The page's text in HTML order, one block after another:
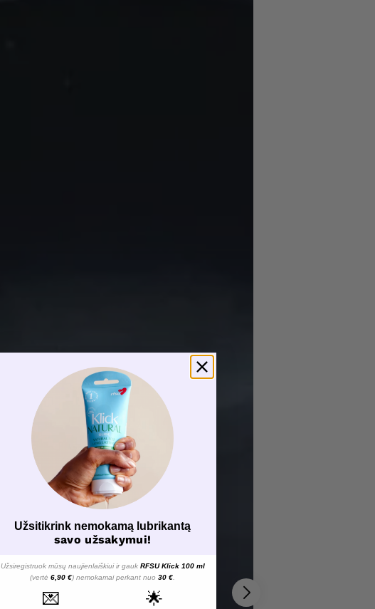
Užsitikrink nemokamą lubrikantą
savo užsakymui!
Užsiregistruok mūsų naujienlaiškiui ir gauk RFSU Klick 100 ml
(vertė 6,90 €) nemokamai perkant nuo 30 €
💌 🌟